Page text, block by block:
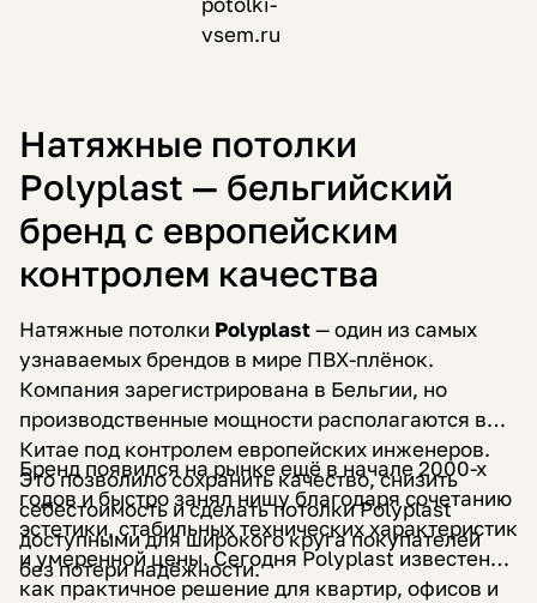
Натяжные потолки
Polyplast — бельгийский
бренд с европейским
контролем качества
Натяжные потолки Polyplast— один из самых
узнаваемых брендов в мире ПВХ-плёнок.
Компания зарегистрирована в Бельгии, но
производственные мощности располагаются в
Китае под контролем европейских инженеров.
Это позволило сохранить качество, снизить
себестоимость и сделать потолки Polyplast
доступными для широкого круга покупателей
без потери надёжности.
Бренд появился на рынке ещё в начале 2000-х
годов и быстро занял нишу благодаря сочетанию
эстетики, стабильных технических характеристик
и умеренной цены. Сегодня Polyplast известен
как практичное решение для квартир, офисов и